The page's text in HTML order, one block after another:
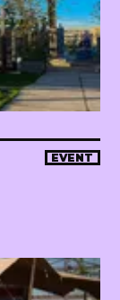
EVENT